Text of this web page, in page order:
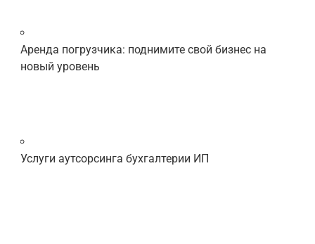
Аренда погрузчика: поднимите свой бизнес на
новый уровень
Услуги аутсорсинга бухгалтерии ИП